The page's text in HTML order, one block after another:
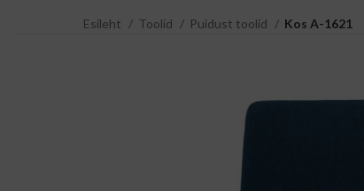
Esileht Toolid Puidust toolid Kos A-1621